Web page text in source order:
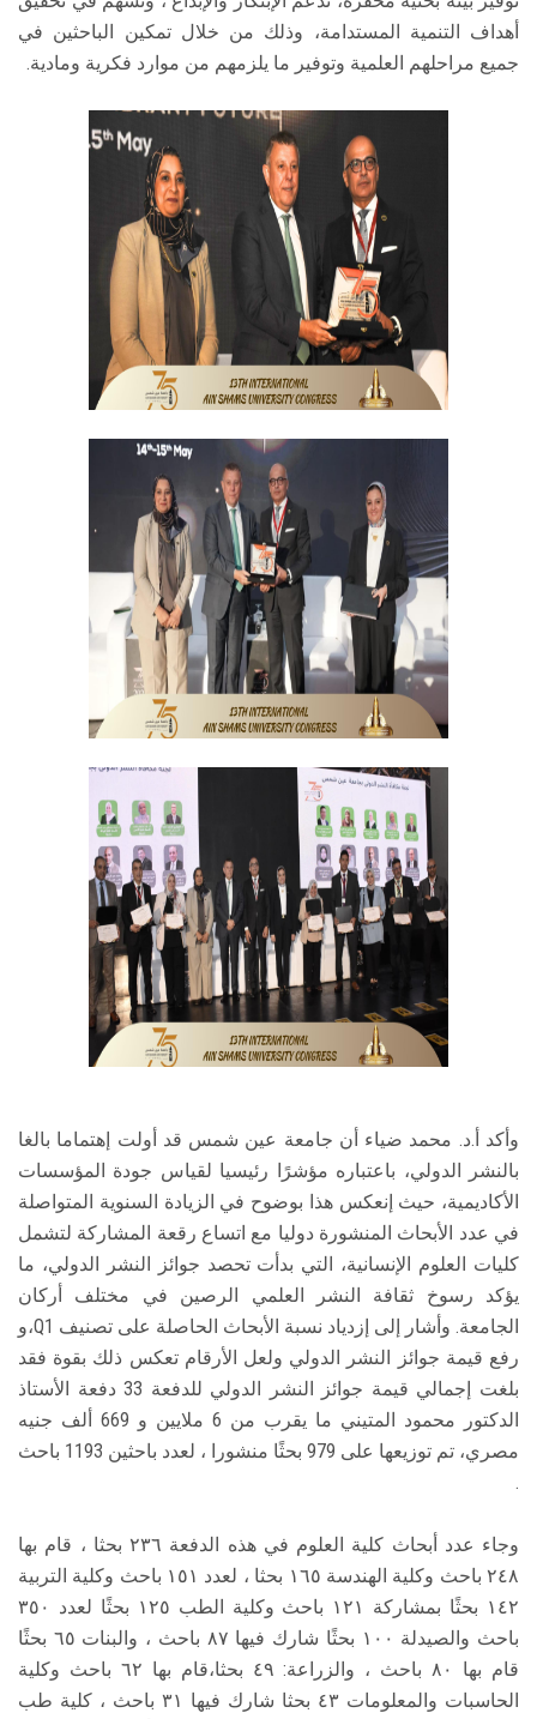
أهداف التنمية المستدامة، وذلك من خلال تمكين الباحثين في
جميع مراحلهم العلمية وتوفير ما يلزمهم من موارد فكرية ومادية.
وأكد أ.د. محمد ضياء أن جامعة عين شمس قد أولت إهتماما بالغا
بالنشر الدولي، باعتباره مؤشرًا رئيسيا لقياس جودة المؤسسات
الأكاديمية، حيث إنعكس هذا بوضوح في الزيادة السنوية المتواصلة
في عدد الأبحاث المنشورة دوليا مع اتساع رقعة المشاركة لتشمل
كليات العلوم الإنسانية، التي بدأت تحصد جوائز النشر الدولي، ما
يؤكد رسوخ ثقافة النشر العلمي الرصين في مختلف أركان
الجامعة. وأشار إلى إزدياد نسبة الأبحاث الحاصلة على تصنيف Q1،و
رفع قيمة جوائز النشر الدولي ولعل الأرقام تعكس ذلك بقوة فقد
بلغت إجمالي قيمة جوائز النشر الدولي للدفعة 33 دفعة الأستاذ
الدكتور محمود المتيني ما يقرب من 6 ملايين و 669 ألف جنيه
مصري، تم توزيعها على 979 بحثًا منشورا ، لعدد باحثين 1193 باحث
.
وجاء عدد أبحاث كلية العلوم في هذه الدفعة ٢٣٦ بحثا ، قام بها
٢٤٨ باحث وكلية الهندسة ١٦٥ بحثا ، لعدد ١٥١ باحث وكلية التربية
١٤٢ بحثًا بمشاركة ١٢١ باحث وكلية الطب ١٢٥ بحثًا لعدد ٣٥٠
باحث والصيدلة ١٠٠ بحثًا شارك فيها ٨٧ باحث ، والبنات ٦٥ بحثًا
قام بها ٨٠ باحث ، والزراعة: ٤٩ بحثا،قام بها ٦٢ باحث وكلية
الحاسبات والمعلومات ٤٣ بحثا شارك فيها ٣١ باحث ، كلية طب